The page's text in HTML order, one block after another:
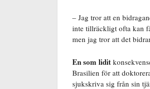
– Jag tror att en
inte tillräckligt ofta kan
men jag tror att det
En som lidit
Brasilien för att
sjukskriva sig från sin